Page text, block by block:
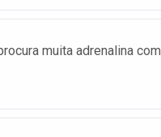
muita adrenalina com